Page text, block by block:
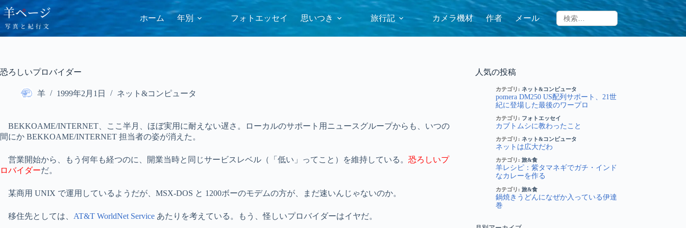
コ
ン
テ
ン
ス
ホーム 年別 フォトエッセイ 思いつき 旅行記 カメラ機材 作者 メール
恐ろしいプロバイダー
羊 1999年2月1日 ネット&コンピュータ
BEKKOAME/INTERNET、ここ半月、ほぼ実用に耐えない遅さ。ローカルのサポート用ニュースグループからも、いつの
間にか BEKKOAME/INTERNET 担当者の姿が消えた。
営業開始から、もう何年も経つのに、開業当時と同じサービスレベル（「低い」ってこと）を維持している。 恐ろしいプ
ロバイダーだ。
某商用 UNIX で運用しているようだが、MSX-DOS と 1200ボーのモデムの方が、まだ速いんじゃないのか。
移住先としては、 AT&T WorldNet Service あたりを考えている。もう、怪しいプロバイダーはイヤだ。
人気の投稿
pomera DM250 US配列サポート、21世
紀に登場した最後のワープロ
カテゴリ:ネット&コンピュータ
カブトムシに教わったこと
カテゴリ: フォトエッセイ
ネットは広大だわ
カテゴリ:ネット&コンピュータ
羊レシピ：紫タマネギでガチ・インド
なカレーを作る
カテゴリ:旅&食
鍋焼きうどんになぜか入っている伊達
巻
カテゴリ:旅&食